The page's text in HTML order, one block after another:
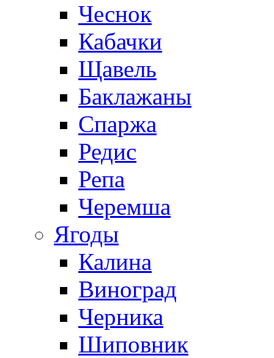
Чеснок
Кабачки
Щавель
Баклажаны
Спаржа
Редис
Репа
Черемша
Ягоды
Калина
Виноград
Черника
Шиповник